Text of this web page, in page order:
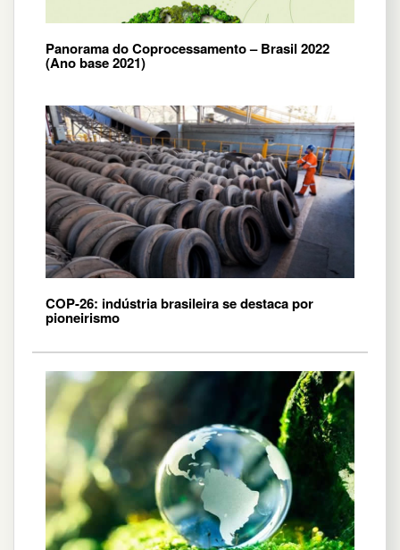
Panorama do Coprocessamento – Brasil 2022
(Ano base 2021)
COP-26: indústria brasileira se destaca por
pioneirismo